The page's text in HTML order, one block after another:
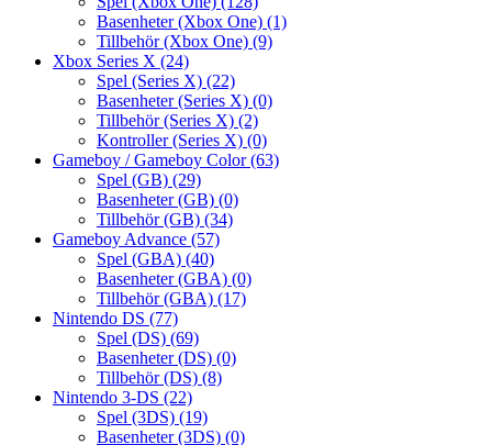
Basenheter (Xbox One) (1)
Tillbehör (Xbox One) (9)
Xbox Series X (24)
Spel (Series X) (22)
Basenheter (Series X) (0)
Tillbehör (Series X) (2)
Kontroller (Series X) (0)
Gameboy / Gameboy Color(63)
Spel (GB) (29)
Basenheter (GB) (0)
Tillbehör (GB) (34)
Gameboy Advance (57)
Spel (GBA) (40)
Basenheter (GBA) (0)
Tillbehör (GBA) (17)
Nintendo DS (77)
Spel (DS) (69)
Basenheter (DS) (0)
Tillbehör (DS) (8)
Nintendo 3-DS (22)
Spel (3DS) (19)
Basenheter (3DS) (0)